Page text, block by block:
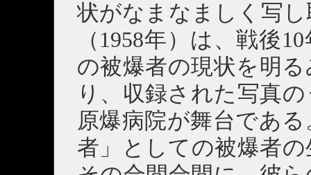
状がなまなましく写
（1958年）は、戦後
の被爆者の現状を明
り、収録された写真
原爆病院が舞台であ
者」としての被爆者